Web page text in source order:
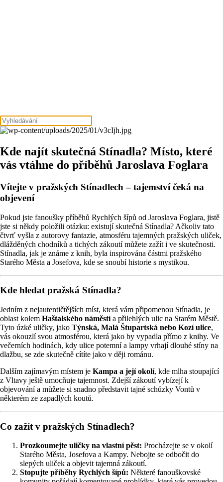
Kde najít skutečná Stínadla? Místo, které
vás vtáhne do příběhů Jaroslava Foglara
Vítejte v pražských Stínadlech – tajemství čeká na
objevení
Pokud jste fanoušky příběhů Rychlých šípů od Jaroslava Foglara, jistě
jste si někdy položili otázku: existují skutečná Stínadla? Ačkoliv tato
čtvrť vyšla z autorovy fantazie, atmosféru tajemných pražských uliček,
dlážděných chodníků a tichých zákoutí můžete zažít i ve skutečnosti.
Stínadla, jak je známe z knih, byla inspirována částmi pražského
Starého Města a Josefova, kde se snoubí historie s mystikou.
Kde hledat pražská Stínadla?
Jedním z nejautentičtějších míst, která vám připomenou Stínadla, je
oblast kolem Haštalského náměstía přilehlých ulic na Starém Městě.
Tyto úzké uličky, jako Týnská, Malá Štupartská nebo Kozí ulice,
vás okouzlí svou atmosférou, která jako by vypadla přímo z knihy. Ve
večerních hodinách, kdy ulice potemní a lampy vrhají dlouhé stíny na
dlažbu, se zde skutečně cítíte jako v ději románu.
Dalším zajímavým místem je Kampa a její okolí, kde mlha stoupající
z Vltavy ještě umocňuje tajemnost. Zdejší zákoutí vybízejí k
objevování a můžete si snadno představit tajné schůzky Vontů v
některém ze zapadlých koutů.
Co zažít v pražských Stínadlech?
Prozkoumejte uličky na vlastní pěst: Procházejte se v okolí
Starého Města, Josefova a Kampy. Nebojte se odbočit do
slepých uliček a objevit tajemná zákoutí.
Stopujte příběhy Rychlých šípů: Některé fanouškovské